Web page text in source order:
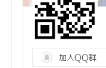
加入QQ群